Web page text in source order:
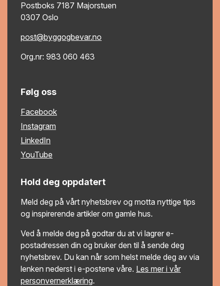
Postboks 7187 Majorstuen
0307 Oslo
post@byggogbevar.no
Org.nr: 983 060 463
Følg oss
Facebook
Instagram
LinkedIn
YouTube
Hold deg oppdatert
Meld deg på vårt nyhetsbrev og motta nyttige tips
og inspirerende artikler om gamle hus.
Ved å melde deg på godtar du at vi lagrer e-
postadressen din og bruker den til å sende deg
nyhetsbrev. Du kan når som helst melde deg av via
lenken nederst i e-postene våre. Les mer i vår
personvernerklæring.